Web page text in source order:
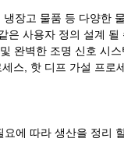
장고 물품 등 다양한
은 사용자 정의 설계
완벽한 조명 신호 시
스, 핫 디프 가설 프
에 따라 생산을 정리